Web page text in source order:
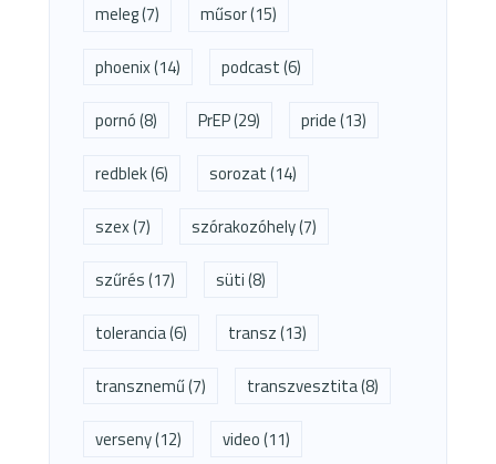
meleg(7) műsor(15)
phoenix(14) podcast(6)
pornó(8) PrEP(29) pride(13)
redblek(6) sorozat(14)
szex(7) szórakozóhely(7)
szűrés(17) süti(8)
tolerancia(6) transz(13)
transznemű(7) transzvesztita(8)
verseny(12) video(11)